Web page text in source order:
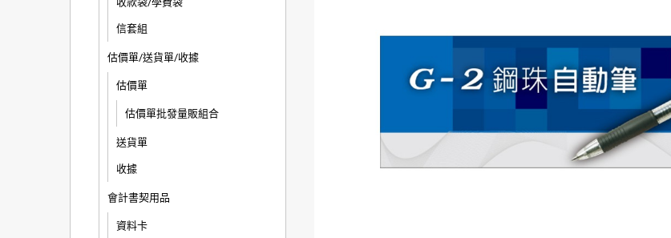
信套組
估價單/送貨單/收據
估價單
估價單批發量販組合
送貨單
收據
會計書契用品
資料卡